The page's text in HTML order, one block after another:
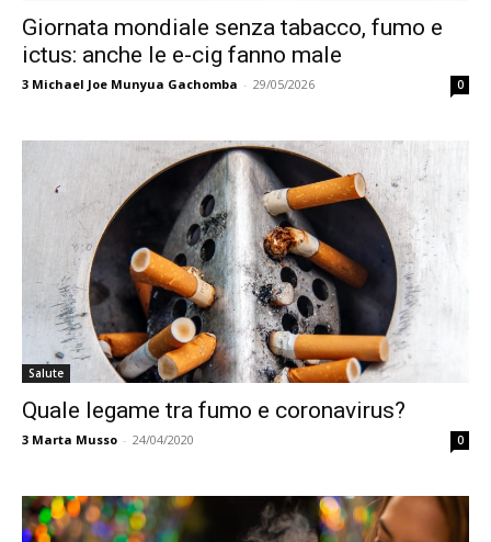
Giornata mondiale senza tabacco, fumo e
ictus: anche le e-cig fanno male
3 Michael Joe Munyua Gachomba - 29/05/2026 0
Salute
Quale legame tra fumo e coronavirus?
3 Marta Musso - 24/04/2020 0